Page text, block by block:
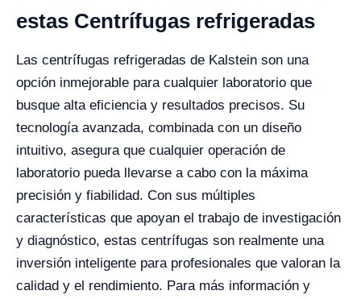
estas Centrífugas refrigeradas
Las centrífugas refrigeradas de Kalstein son una
opción inmejorable para cualquier laboratorio que
busque alta eficiencia y resultados precisos. Su
tecnología avanzada, combinada con un diseño
intuitivo, asegura que cualquier operación de
laboratorio pueda llevarse a cabo con la máxima
precisión y fiabilidad. Con sus múltiples
características que apoyan el trabajo de investigación
y diagnóstico, estas centrífugas son realmente una
inversión inteligente para profesionales que valoran la
calidad y el rendimiento. Para más información y